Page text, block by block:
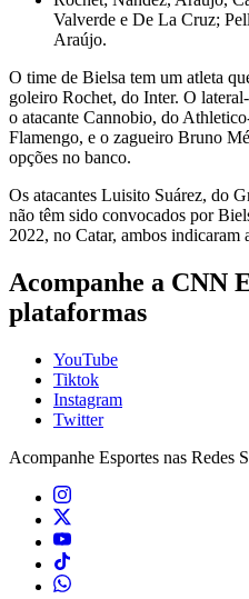
Valverde e De La Cruz;
Araújo.
O time de Bielsa tem um atleta
goleiro Rochet, do Inter. O
o atacante Cannobio, do
Flamengo, e o zagueiro Bruno
opções no banco.
Os atacantes Luisito Suárez, do
não têm sido convocados por
2022, no Catar, ambos indicaram
Acompanhe a CNN
plataformas
YouTube
Tiktok
Instagram
Twitter
Acompanhe Esportes nas Redes